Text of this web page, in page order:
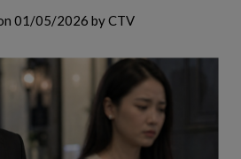
01/05/2026 byCTV